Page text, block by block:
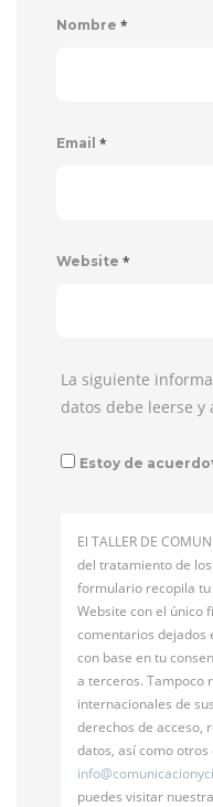
Nombre *
Email *
Website *
La siguiente
datos debe leerse y
Estoy de acuerdo
El TALLER DE
del tratamiento de
formulario recopila
Website con el único
comentarios dejados
con base en tu
a terceros. Tampoco
internacionales de
derechos de acceso,
datos, así como
info@
puedes visitar nuestra